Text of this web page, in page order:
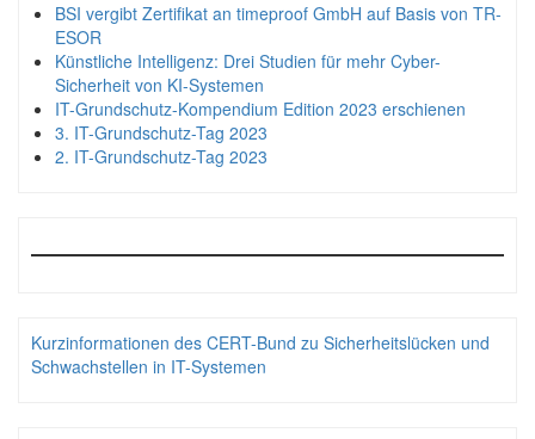
BSI vergibt Zertifikat an timeproof GmbH auf Basis von TR-
ESOR
Künstliche Intelligenz: Drei Studien für mehr Cyber-
Sicherheit von KI-Systemen
IT-Grundschutz-Kompendium Edition 2023 erschienen
3. IT-Grundschutz-Tag 2023
2. IT-Grundschutz-Tag 2023
Kurzinformationen des CERT-Bund zu Sicherheitslücken und
Schwachstellen in IT-Systemen